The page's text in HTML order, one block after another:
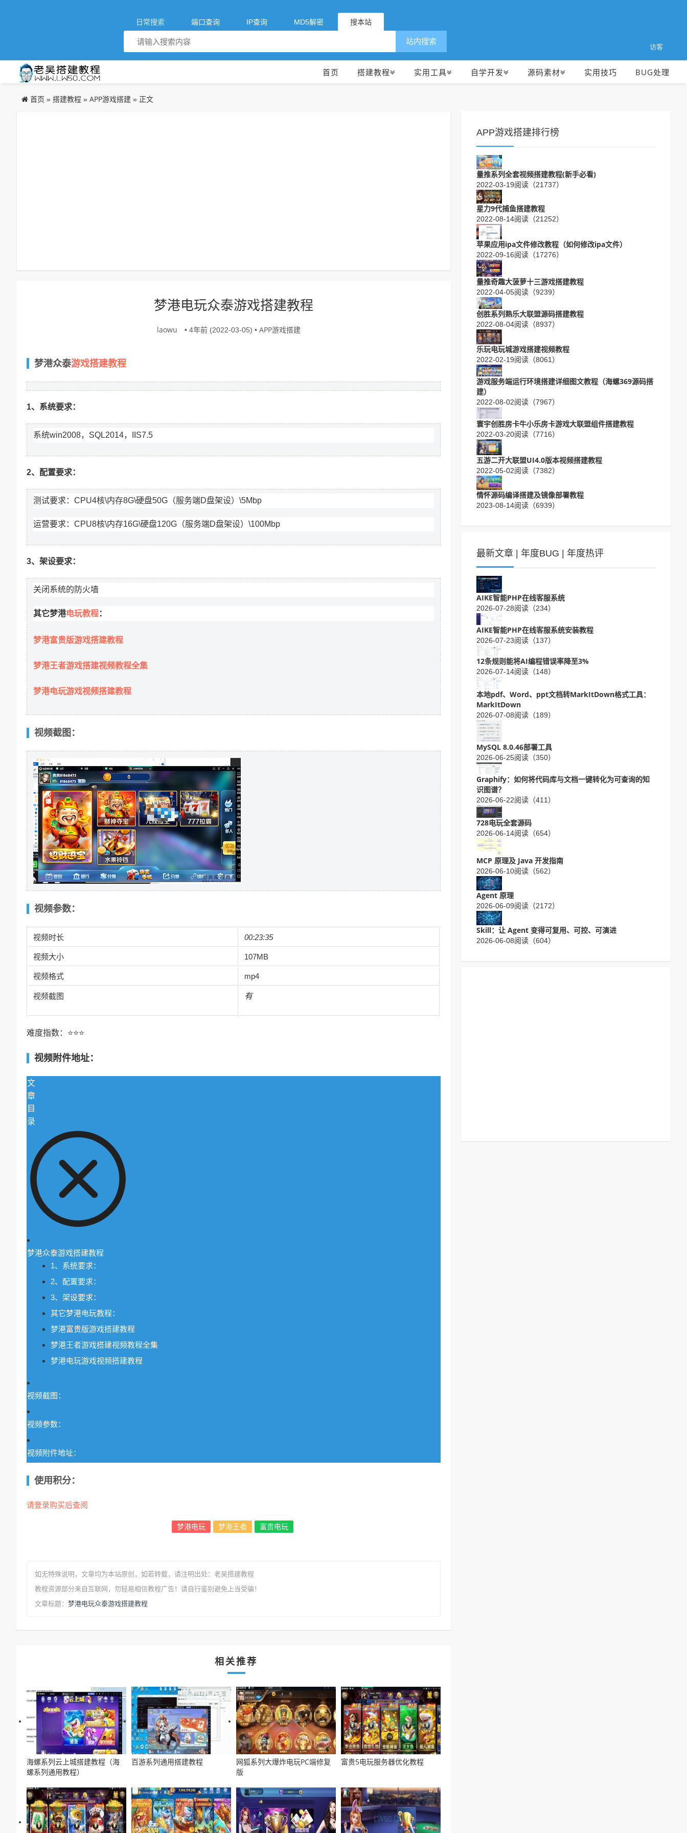
日常搜索 端口查询 IP查询 MD5解密 搜本站
访客
站内搜索
首页 搭建教程 实用工具 自学开发 源码素材 实用技巧 BUG处理
首页 » 搭建教程 » APP游戏搭建 » 正文
梦港电玩众泰游戏搭建教程
laowu • 4年前 (2022-03-05) • APP游戏搭建
梦港众泰游戏搭建教程
1、系统要求：
系统win2008，SQL2014，IIS7.5
2、配置要求：
测试要求：CPU4核\内存8G\硬盘50G（服务端D盘架设）\5Mbp
运营要求：CPU8核\内存16G\硬盘120G（服务端D盘架设）\100Mbp
3、架设要求：
关闭系统的防火墙
其它梦港电玩教程：
梦港富贵版游戏搭建教程
梦港王者游戏搭建视频教程全集
梦港电玩游戏视频搭建教程
视频截图：
视频参数：
视频时长 00:23:35
视频大小 107MB
视频格式 mp4
视频截图 有
难度指数：⭐⭐⭐
视频附件地址：
文
章
目
录
梦港众泰游戏搭建教程
1、系统要求：
2、配置要求：
3、架设要求：
其它梦港电玩教程：
梦港富贵版游戏搭建教程
梦港王者游戏搭建视频教程全集
梦港电玩游戏视频搭建教程
视频截图：
视频参数：
视频附件地址：
使用积分：
请登录购买后查阅
梦港电玩 梦港王者 富贵电玩
如无特殊说明，文章均为本站原创 ，如若转载，请注明出处： 老吴搭建教程
教程资源部分来自互联网，勿轻易相信教程广告！请自行鉴别避免上当受骗！
文章标题： 梦港电玩众泰游戏搭建教程
相关推荐
海螺系列云上城搭建教程（海
螺系列通用教程）
百游系列通用搭建教程
网狐系列大爆炸电玩PC端修复
版
富贵5电玩服务器优化教程
APP游戏搭建排行榜
量推系列全套视频搭建教程(新手必看)
2022-03-19阅读（21737）
星力9代捕鱼搭建教程
2022-08-14阅读（21252）
苹果应用ipa文件修改教程（如何修改ipa文件）
2022-09-16阅读（17276）
量推奇趣大菠萝十三游戏搭建教程
2022-04-05阅读（9239）
创胜系列熟乐大联盟源码搭建教程
2022-08-04阅读（8937）
乐玩电玩城游戏搭建视频教程
2022-02-19阅读（8061）
游戏服务端运行环境搭建详细图文教程（海螺369源码搭
建）
2022-08-02阅读（7967）
寰宇创胜房卡牛小乐房卡游戏大联盟组件搭建教程
2022-03-20阅读（7716）
五游二开大联盟UI4.0版本视频搭建教程
2022-05-02阅读（7382）
情怀源码编译搭建及镜像部署教程
2023-08-14阅读（6939）
最新文章 | 年度BUG | 年度热评
AIKE智能PHP在线客服系统
2026-07-28阅读（234）
AIKE智能PHP在线客服系统安装教程
2026-07-23阅读（137）
12条规则能将AI编程错误率降至3%
2026-07-14阅读（148）
本地pdf、Word、ppt文档转MarkItDown格式工具：
MarkItDown
2026-07-08阅读（189）
MySQL 8.0.46部署工具
2026-06-25阅读（350）
Graphify：如何将代码库与文档一键转化为可查询的知
识图谱？
2026-06-22阅读（411）
728电玩全套源码
2026-06-14阅读（654）
MCP 原理及 Java 开发指南
2026-06-10阅读（562）
Agent 原理
2026-06-09阅读（2172）
Skill：让 Agent 变得可复用、可控、可演进
2026-06-08阅读（604）